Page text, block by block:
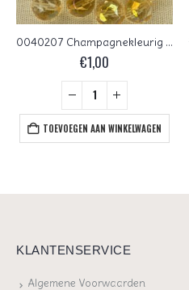
0040207 Champagnekleurig facet met mooie glans12 mm.
€1,00
TOEVOEGEN AAN WINKELWAGEN
KLANTENSERVICE
Algemene Voorwaarden